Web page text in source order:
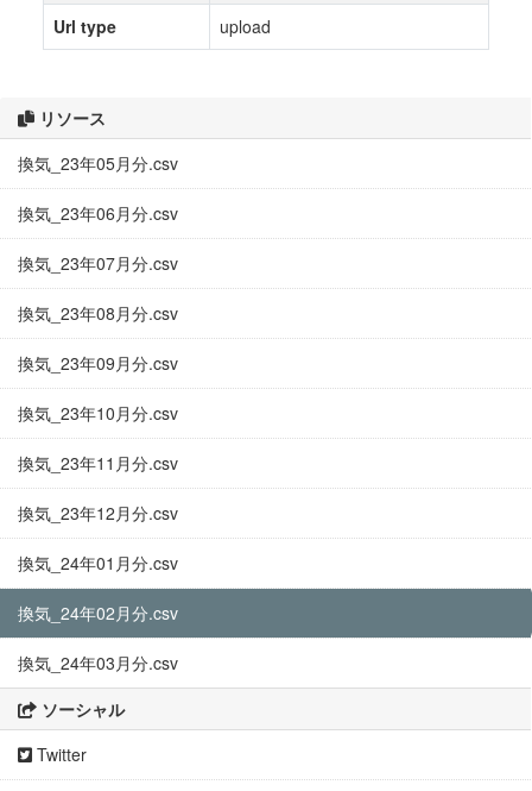
リソース
換気_23年05月分.csv
換気_23年06月分.csv
換気_23年07月分.csv
換気_23年08月分.csv
換気_23年09月分.csv
換気_23年10月分.csv
換気_23年11月分.csv
換気_23年12月分.csv
換気_24年01月分.csv
換気_24年02月分.csv
換気_24年03月分.csv
ソーシャル
Twitter
Url type
upload